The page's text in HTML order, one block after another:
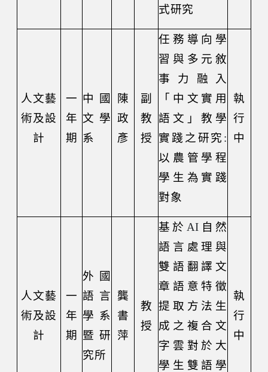
式研究
人文藝
術及設
計
一
年
期
中國
文學
系
陳
政
彥
副
教
授
任務導向學
習與多元敘
事力融入
「中文實用
語文」教學
實踐之研究 :
以農管學程
學生為實踐
對象
執
行
中
人文藝
術及設
計
一
年
期
外國
語言
學系
暨研
究所
龔
書
萍
教
授
基於 AI 自然
語言處理與
雙語翻譯文
章語意特徵
提取方法生
成之複合文
字雲對於大
學生雙語學
執
行
中